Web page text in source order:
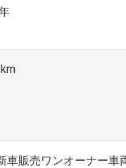
車販売ワンオーナー車